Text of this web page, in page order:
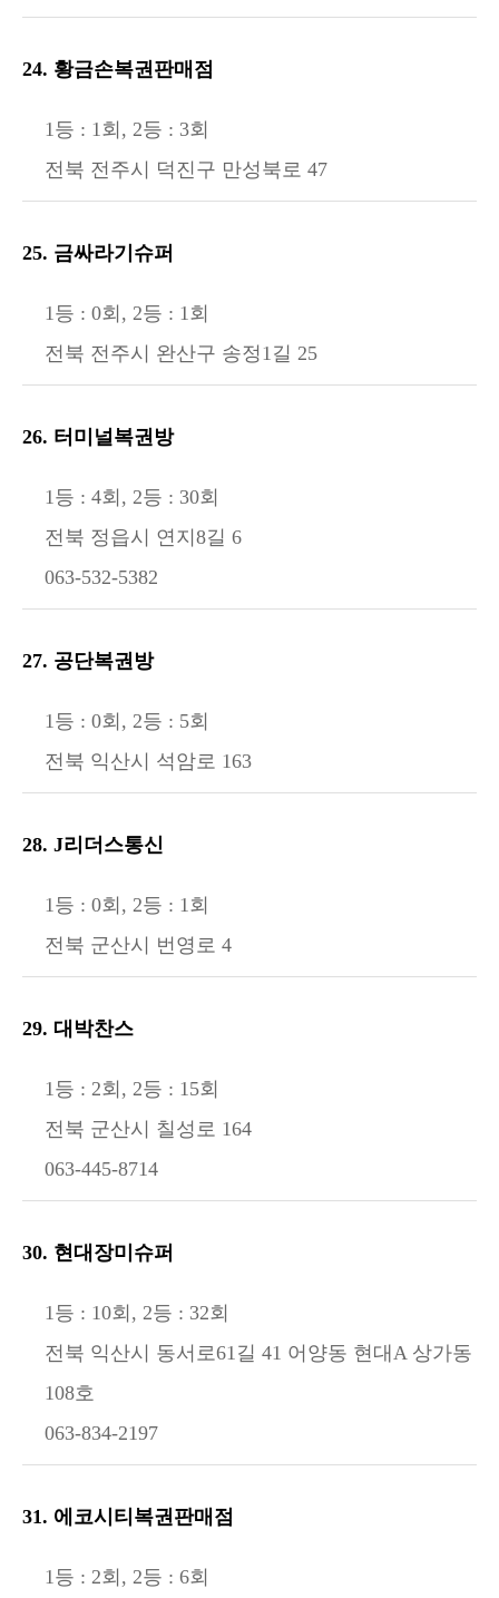
24. 황금손복권판매점
1등 : 1회, 2등 : 3회
전북 전주시 덕진구 만성북로 47
25. 금싸라기슈퍼
1등 : 0회, 2등 : 1회
전북 전주시 완산구 송정1길 25
26. 터미널복권방
1등 : 4회, 2등 : 30회
전북 정읍시 연지8길 6
063-532-5382
27. 공단복권방
1등 : 0회, 2등 : 5회
전북 익산시 석암로 163
28. J리더스통신
1등 : 0회, 2등 : 1회
전북 군산시 번영로 4
29. 대박찬스
1등 : 2회, 2등 : 15회
전북 군산시 칠성로 164
063-445-8714
30. 현대장미슈퍼
1등 : 10회, 2등 : 32회
전북 익산시 동서로61길 41 어양동 현대A 상가동
108호
063-834-2197
31. 에코시티복권판매점
1등 : 2회, 2등 : 6회